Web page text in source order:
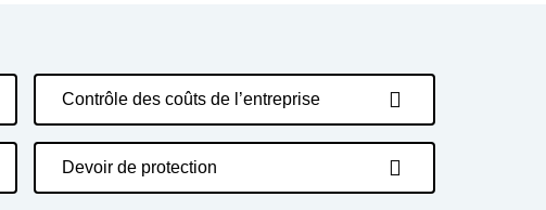
Contrôle des coûts de l’entreprise
Devoir de protection